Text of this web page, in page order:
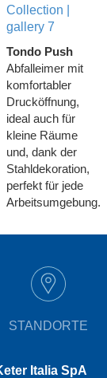
Tondo Push
Abfalleimer mit
komfortabler
Drucköffnung,
ideal auch für
kleine Räume
und, dank der
Stahldekoration,
perfekt für jede
Arbeitsumgebung.
STANDORTE
Italia SpA